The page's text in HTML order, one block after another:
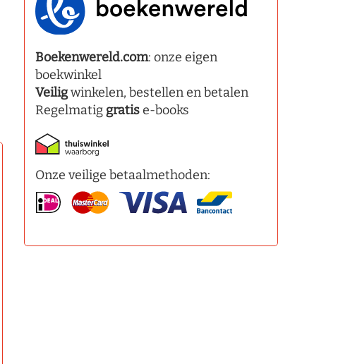
Boekenwereld.com: onze eigen
boekwinkel
Veiligwinkelen, bestellen en betalen
Regelmatig gratise-books
Onze veilige betaalmethoden: